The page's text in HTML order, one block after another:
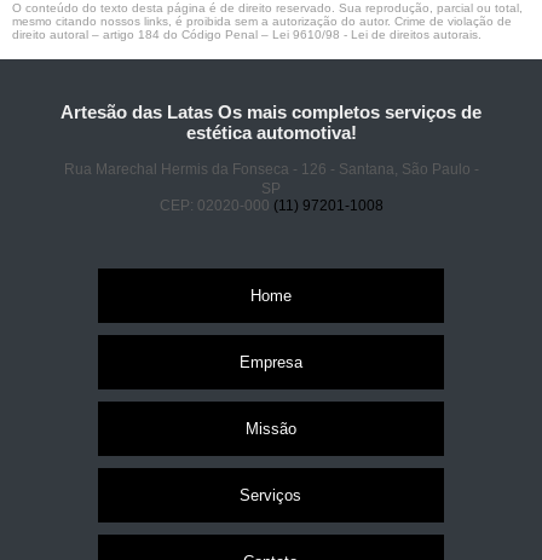
O conteúdo do texto desta página é de direito reservado. Sua reprodução, parcial ou total,
mesmo citando nossos links, é proibida sem a autorização do autor. Crime de violação de
direito autoral – artigo 184 do Código Penal – Lei 9610/98 - Lei de direitos autorais
Artesão das Latas Os mais completos serviços de
estética automotiva!
Rua Marechal Hermis da Fonseca - 126 - Santana, São Paulo -
SP
CEP: 02020-000 (11) 97201-1008
Home
Empresa
Missão
Serviços